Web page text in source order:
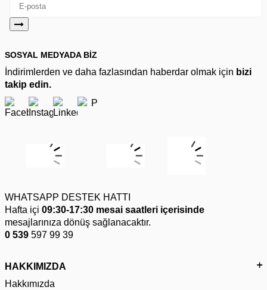
SOSYAL MEDYADA BİZ
İndirimlerden ve daha fazlasından haberdar olmak için bizi
takip edin.
WHATSAPP DESTEK HATTI
Hafta içi 09:30-17:30 mesai saatleri içerisinde
mesajlarınıza dönüş sağlanacaktır.
0 539 597 99 39
HAKKIMIZDA
Hakkımızda